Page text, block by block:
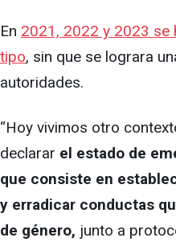
En 2021, 2022 y 2023 se
tipo, sin que se lograra
autoridades.
“Hoy vivimos otro
declarar el estado de
que consiste en
y erradicar conductas
de género, junto a